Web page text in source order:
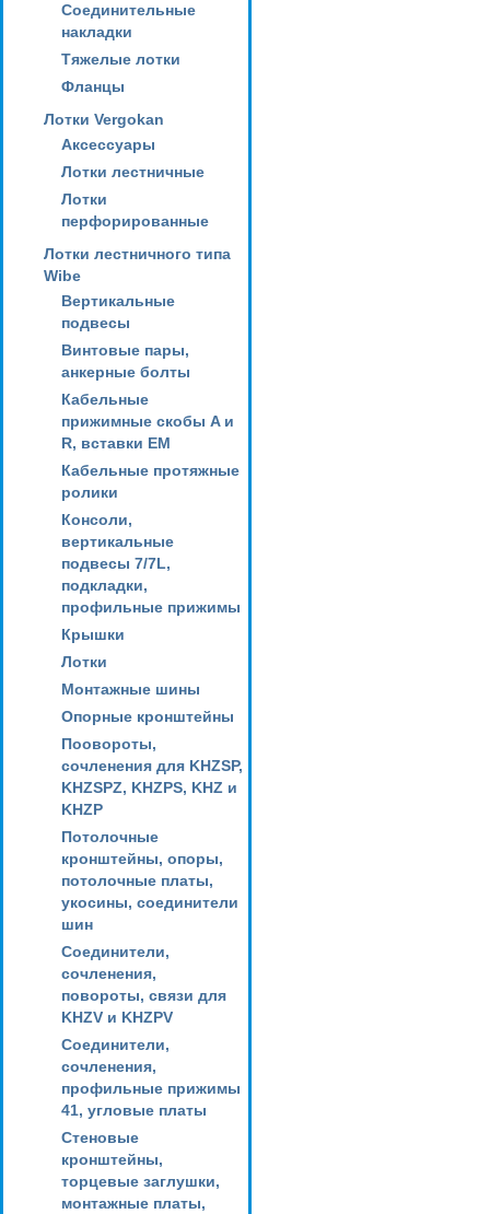
Соединительные
накладки
Тяжелые лотки
Фланцы
Лотки Vergokan
Аксессуары
Лотки лестничные
Лотки
перфорированные
Лотки лестничного типа
Wibe
Вертикальные
подвесы
Винтовые пары,
анкерные болты
Кабельные
прижимные скобы A и
R, вставки EM
Кабельные протяжные
ролики
Консоли,
вертикальные
подвесы 7/7L,
подкладки,
профильные прижимы
Крышки
Лотки
Монтажные шины
Опорные кронштейны
Поовороты,
сочленения для KHZSP,
KHZSPZ, KHZPS, KHZ и
KHZP
Потолочные
кронштейны, опоры,
потолочные платы,
укосины, соединители
шин
Соединители,
сочленения,
повороты, связи для
KHZV и KHZPV
Соединители,
сочленения,
профильные прижимы
41, угловые платы
Стеновые
кронштейны,
торцевые заглушки,
монтажные платы,